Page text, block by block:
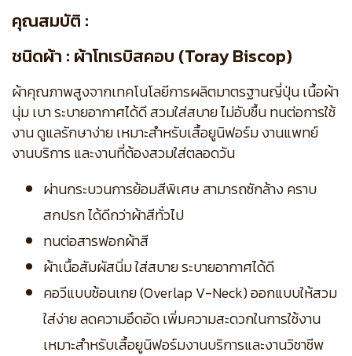
คุณสมบัติ :
ชนิดผ้า : ผ้าโทเรบิสคอบ (Toray Biscop)
ผ้าคุณภาพสูงจากเทคโนโลยีการผลิตมาตรฐานญี่ปุ่น เนื้อผ้า
นุ่ม เบา ระบายอากาศได้ดี สวมใส่สบาย ไม่อับชื้น ทนต่อการใช้
งาน ดูแลรักษาง่าย เหมาะสำหรับเสื้อยูนิฟอร์ม งานแพทย์
งานบริการ และงานที่ต้องสวมใส่ตลอดวัน
ผ่านกระบวนการย้อมสีพิเศษ สามารถซักล้าง คราบ
สกปรก ได้ดีกว่าผ้าสีทั่วไป
ทนต่อสารฟอกผ้าสี
ผ้าเนื้อสัมผัสนิ่ม ใส่สบาย ระบายอากาศได้ดี
คอวีแบบซ้อนเกย (Overlap V-Neck) ออกแบบให้สวม
ใส่ง่าย ลดความอึดอัด เพิ่มความสะดวกในการใช้งาน
เหมาะสำหรับเสื้อยูนิฟอร์มงานบริการและงานวิชาชีพ